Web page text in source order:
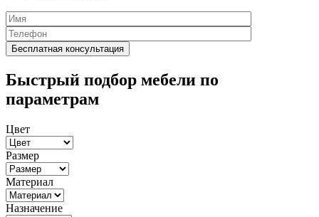
Быстрый подбор мебели по
параметрам
Цвет
Размер
Материал
Назначение